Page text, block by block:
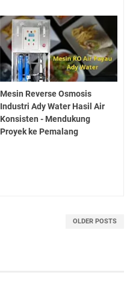
Mesin Reverse Osmosis
Industri Ady Water Hasil Air
Konsisten - Mendukung
Proyek ke Pemalang
OLDER POSTS